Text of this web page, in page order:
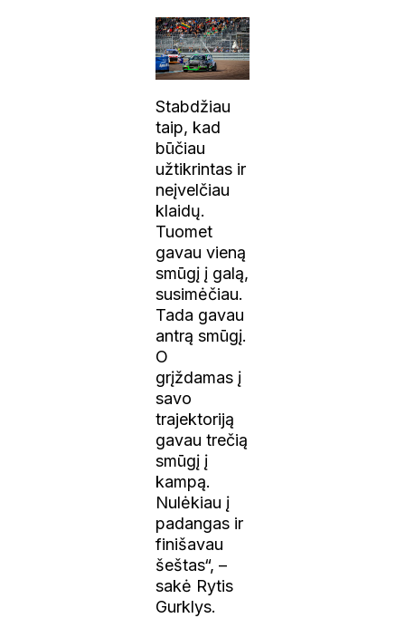
Stabdžiau
taip, kad
būčiau
užtikrintas ir
neįvelčiau
klaidų.
Tuomet
gavau vieną
smūgį į galą,
susimėčiau.
Tada gavau
antrą smūgį.
O
grįždamas į
savo
trajektoriją
gavau trečią
smūgį į
kampą.
Nulėkiau į
padangas ir
finišavau
šeštas“, –
sakė Rytis
Gurklys.